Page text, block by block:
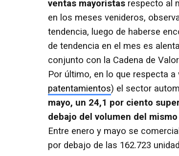
ventas mayoristas respecto al
en los meses venideros,
tendencia, luego de haberse
de tendencia en el mes es
conjunto con la Cadena de
Por último, en lo que respecta
patentamientos) el sector
mayo, un 24,1 por ciento
debajo del volumen del
Entre enero y mayo se
por debajo de las 162.723